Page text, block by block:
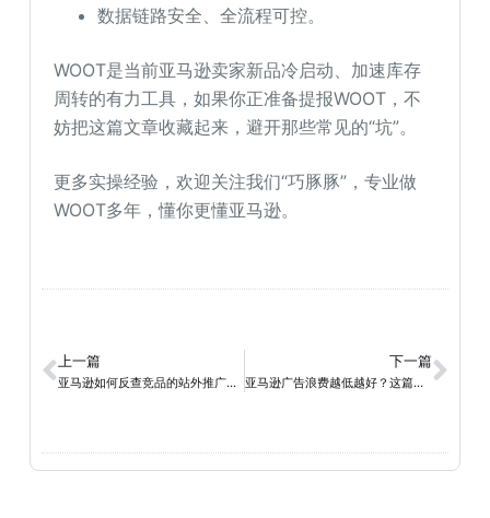
数据链路安全、全流程可控。
WOOT是当前亚马逊卖家新品冷启动、加速库存
周转的有力工具，如果你正准备提报WOOT，不
妨把这篇文章收藏起来，避开那些常见的“坑”。
更多实操经验，欢迎关注我们“巧豚豚”，专业做
WOOT多年，懂你更懂亚马逊。
上一篇
亚马逊如何反查竞品的站外推广，并找寻相关的站外推广资源
下一篇
亚马逊广告浪费越低越好？这篇文章带你看清背后真相